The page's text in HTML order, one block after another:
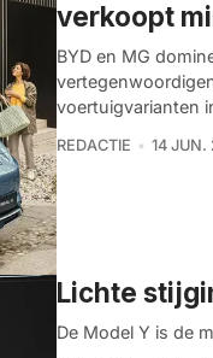
verkoopt
BYD en MG
voertuigvarianten
REDACTIE 14 JUN.
Lichte
De Model Y is de